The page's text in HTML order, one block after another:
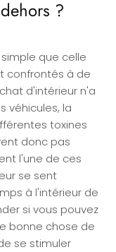
?
que celle
confrontés à de
d'intérieur n'a
véhicules, la
toxines
donc pas
l'une de ces
se sent
à l'intérieur de
si vous pouvez
bonne chose de
se stimuler